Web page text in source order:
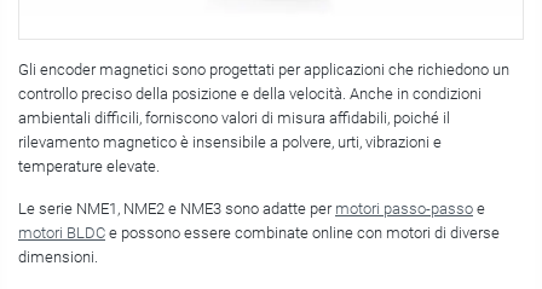
Gli encoder magnetici sono progettati per applicazioni che richiedono un
controllo preciso della posizione e della velocità. Anche in condizioni
ambientali difficili, forniscono valori di misura affidabili, poiché il
rilevamento magnetico è insensibile a polvere, urti, vibrazioni e
temperature elevate.
Le serie NME1, NME2 e NME3 sono adatte per motori passo-passo e
motori BLDC e possono essere combinate online con motori di diverse
dimensioni.